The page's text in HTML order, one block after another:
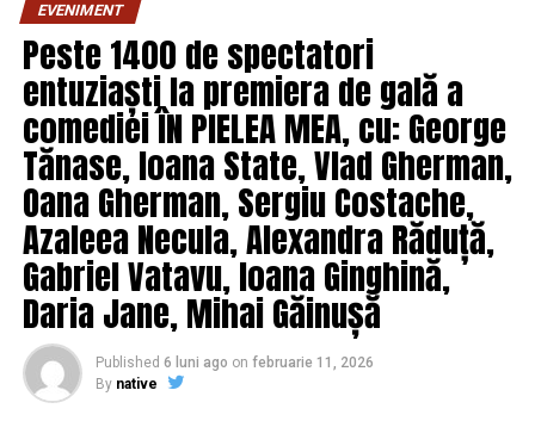
Vlad Gherman, Azaleea Necula, Alexandra Răduță,
Gabriel Vatavu, alături de Ioana Ginghină, Mihai
Găinușă, Daria Janeși alții.
O comedie savuroasă despre un „schimb de roluri” pe
care patru cupluri îl acceptă pe durata unui weekend, ce
se dovedește un mod haios prin care protagoniștii
reușesc să-și cunoască mai bine partenerii și să renunțe
la orgolii și preconcepții, „În pielea mea” propune o
experiență de cinema relaxantă și amuzantă.
Regizorul și scenaristul Paul Decu , absolvent al
Facultății de Teatru UNATC „I.L.Caragiale” și al
masteratului în regie de film de la MetFilm School
Londra, a colaborat la realizarea primului său
EVENIMENT
Peste 1400 de spectatori
entuziaști la premiera de gală a
comediei ÎN PIELEA MEA, cu: George
Tănase, Ioana State, Vlad Gherman,
Oana Gherman, Sergiu Costache,
Azaleea Necula, Alexandra Răduță,
Gabriel Vatavu, Ioana Ginghină,
Daria Jane, Mihai Găinușă
Published 6 luni ago on februarie 11, 2026
By native